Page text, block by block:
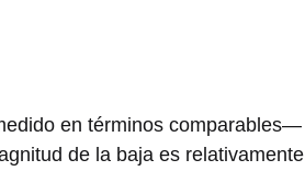
en términos comparables—
de la baja es relativamente